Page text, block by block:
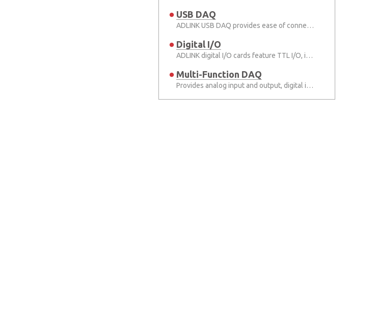
USB DAQ
ADLINK USB DAQ provides ease of connectivity with plug-and-play hardware and software
Digital I/O
ADLINK digital I/O cards feature TTL I/O, isolated I/O, relay output, and timer/counter
Multi-Function DAQ
Provides analog input and output, digital input and output, and counter/timer circuitry